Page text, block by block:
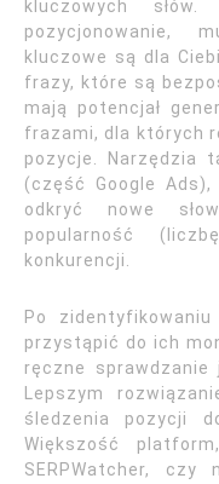
kluczowych
pozycjonowanie,
kluczowe są dla
frazy, które są
mają potencjał
frazami, dla których
pozycje. Narzędzia
(część Google
odkryć nowe
popularność
konkurencji.
Po
przystąpić do ich
ręczne sprawdzanie
Lepszym
śledzenia pozycji
Większość
SERPWatcher, czy